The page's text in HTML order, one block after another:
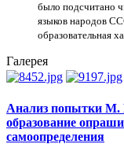
было подсчитано
языков народов
образовательная
Галерея
Анализ попытки М.
образование
самоопределения